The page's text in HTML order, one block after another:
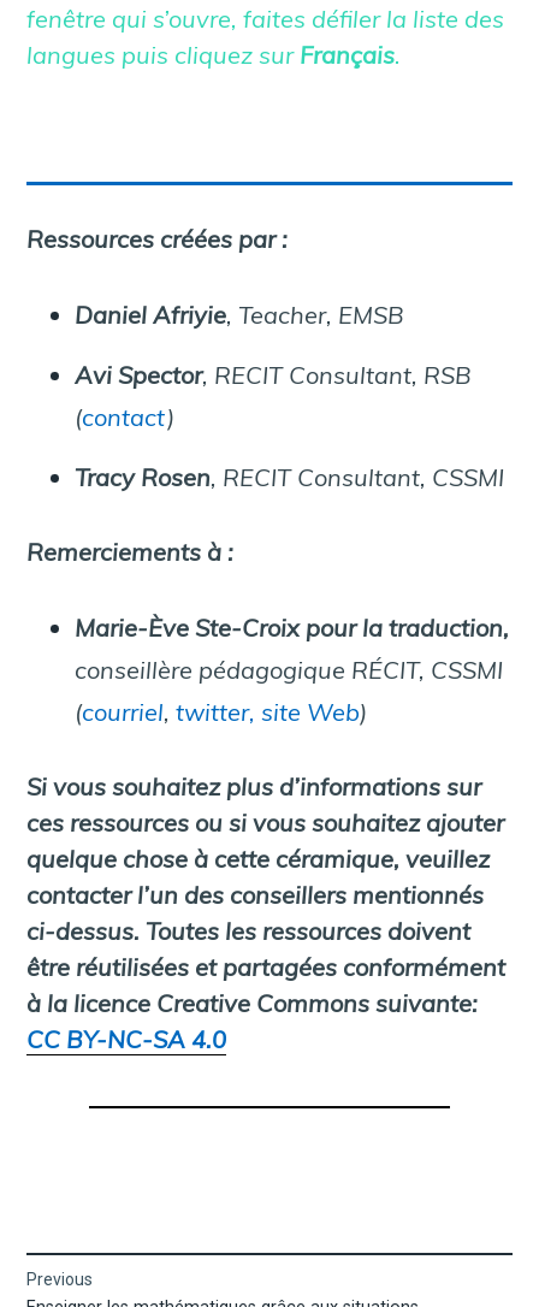
fenêtre qui s’ouvre, faites défiler la liste des
langues puis cliquez sur Français.
Ressources créées par :
Daniel Afriyie, Teacher, EMSB
Avi Spector, RECIT Consultant, RSB
(contact)
Tracy Rosen, RECIT Consultant, CSSMI
Remerciements à :
Marie-Ève Ste-Croix pour la traduction,
conseillère pédagogique RÉCIT, CSSMI
(courriel,twitter, site Web)
Si vous souhaitez plus d’informations sur
ces ressources ou si vous souhaitez ajouter
quelque chose à cette céramique, veuillez
contacter l’un des conseillers mentionnés
ci-dessus. Toutes les ressources doivent
être réutilisées et partagées conformément
à la licence Creative Commons suivante:
CC BY-NC-SA 4.0
Navigation
Previous